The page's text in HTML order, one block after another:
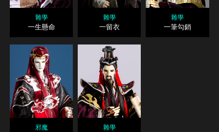
雜學
一生懸命
雜學
一留衣
雜學
一筆勾銷
邪魔 雜學